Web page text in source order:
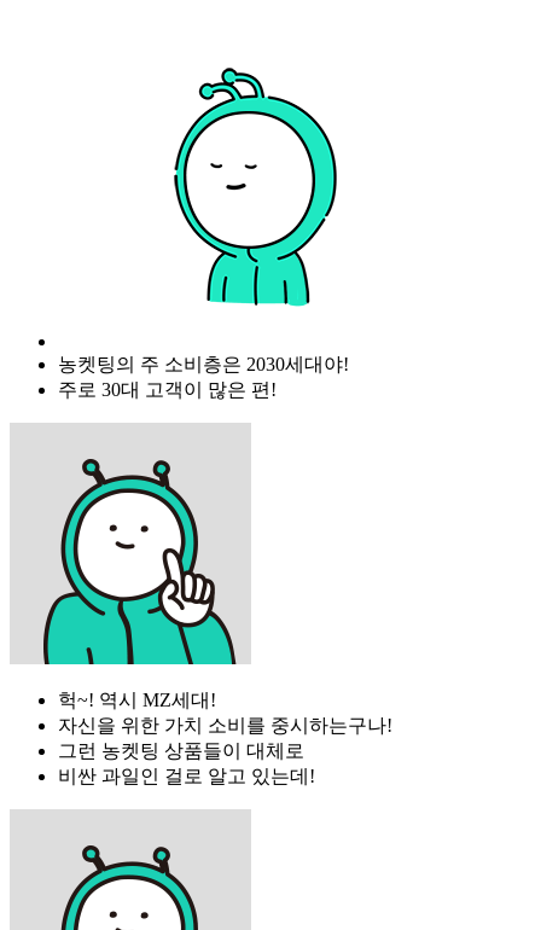
농켓팅의 주 소비층은 2030세대야!
주로 30대 고객이 많은 편!
헉~! 역시 MZ세대!
자신을 위한 가치 소비를 중시하는구나!
그런 농켓팅 상품들이 대체로
비싼 과일인 걸로 알고 있는데!